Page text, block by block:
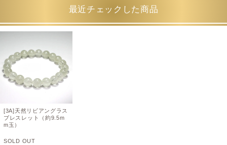
最近チェックした商品
[3A]天然リビアングラス
ブレスレット（約9.5m
m玉）
SOLD OUT